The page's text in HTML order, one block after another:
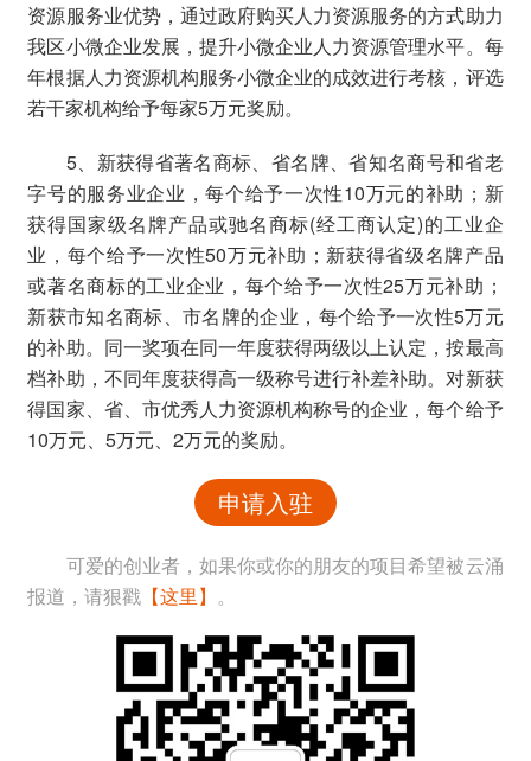
资源服务业优势，通过政府购买人力资源服务的方式助力
我区小微企业发展，提升小微企业人力资源管理水平。每
年根据人力资源机构服务小微企业的成效进行考核，评选
若干家机构给予每家5万元奖励。
5、新获得省著名商标、省名牌、省知名商号和省老
字号的服务业企业，每个给予一次性10万元的补助；新
获得国家级名牌产品或驰名商标(经工商认定)的工业企
业，每个给予一次性50万元补助；新获得省级名牌产品
或著名商标的工业企业，每个给予一次性25万元补助；
新获市知名商标、市名牌的企业，每个给予一次性5万元
的补助。同一奖项在同一年度获得两级以上认定，按最高
档补助，不同年度获得高一级称号进行补差补助。对新获
得国家、省、市优秀人力资源机构称号的企业，每个给予
10万元、5万元、2万元的奖励。
申请入驻
可爱的创业者，如果你或你的朋友的项目希望被云涌
报道，请狠戳 【这里】 。